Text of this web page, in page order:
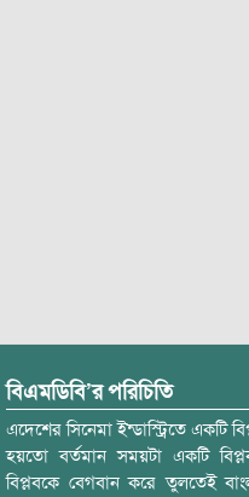
বিএমডিবি’র পরিচিতি
এদেশের সিনেমা ইন্ডাস্ট্রিতে একটি
হয়তো বর্তমান সময়টা একটি
বিপ্লবকে বেগবান করে তুলতেই